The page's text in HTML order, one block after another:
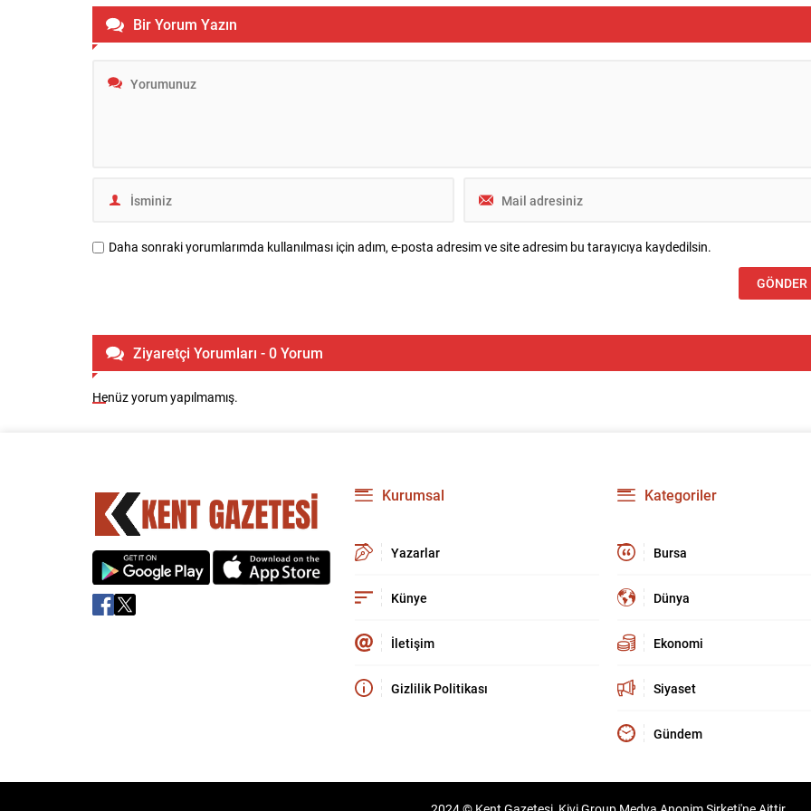
Bir Yorum Yazın
Daha sonraki yorumlarımda kullanılması için adım, e-posta adresim ve site adresim bu tarayıcıya kaydedilsin.
Ziyaretçi Yorumları - 0 Yorum
Henüz yorum yapılmamış.
Kurumsal
Yazarlar
Künye
İletişim
Gizlilik Politikası
Kategoriler
Bursa
Dünya
Ekonomi
Siyaset
Gündem